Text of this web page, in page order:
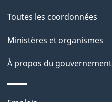
Toutes les coordonnées
Ministères et organismes
À propos du gouvernement